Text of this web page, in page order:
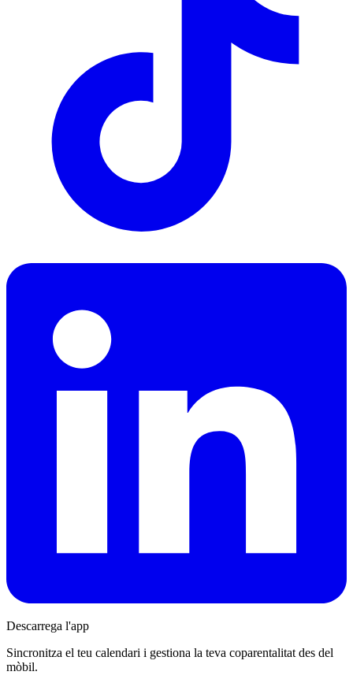
Descarrega l'app
Sincronitza el teu calendari i gestiona la teva coparentalitat des del
mòbil.